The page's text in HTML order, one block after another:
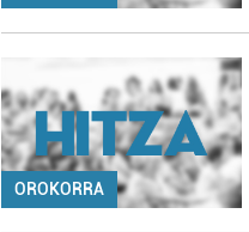
OROKORRA